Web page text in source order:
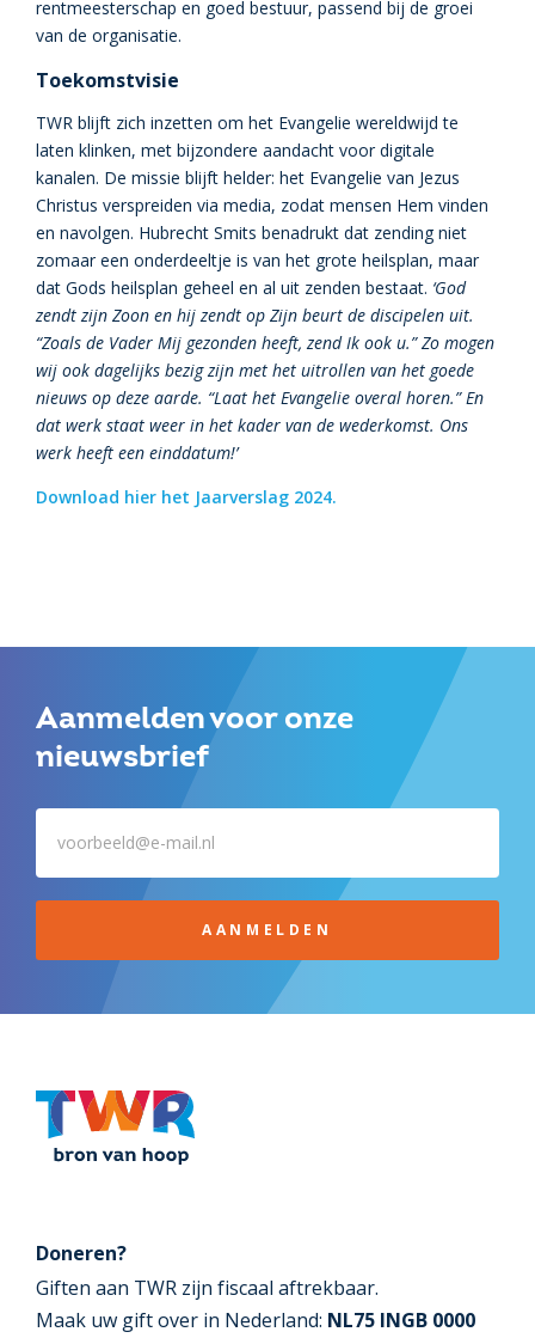
rentmeesterschap en goed bestuur, passend bij de groei
van de organisatie.
Toekomstvisie
TWR blijft zich inzetten om het Evangelie wereldwijd te
laten klinken, met bijzondere aandacht voor digitale
kanalen. De missie blijft helder: het Evangelie van Jezus
Christus verspreiden via media, zodat mensen Hem vinden
en navolgen. Hubrecht Smits benadrukt dat zending niet
zomaar een onderdeeltje is van het grote heilsplan, maar
dat Gods heilsplan geheel en al uit zenden bestaat. ‘God
zendt zijn Zoon en hij zendt op Zijn beurt de discipelen uit.
“Zoals de Vader Mij gezonden heeft, zend Ik ook u.” Zo mogen
wij ook dagelijks bezig zijn met het uitrollen van het goede
nieuws op deze aarde. “Laat het Evangelie overal horen.” En
dat werk staat weer in het kader van de wederkomst. Ons
werk heeft een einddatum!’
Download hier het Jaarverslag 2024.
Aanmelden voor onze
nieuwsbrief
AANMELDEN
Doneren?
Giften aan TWR zijn fiscaal aftrekbaar.
Maak uw gift over in Nederland: NL75 INGB 0000